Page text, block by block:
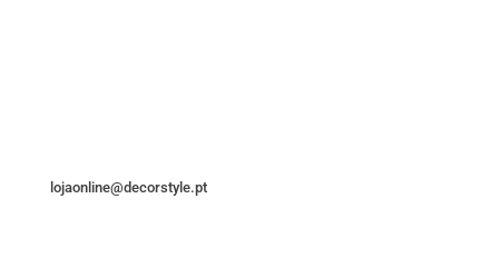
lojaonline@decorstyle.pt